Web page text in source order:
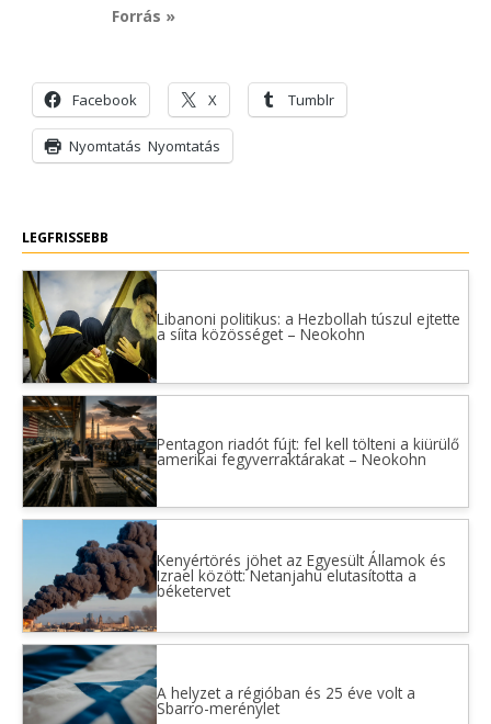
Forrás »
Facebook X Tumblr
Nyomtatás Nyomtatás
LEGFRISSEBB
Libanoni politikus: a Hezbollah túszul ejtette
a síita közösséget – Neokohn
Pentagon riadót fújt: fel kell tölteni a kiürülő
amerikai fegyverraktárakat – Neokohn
Kenyértörés jöhet az Egyesült Államok és
Izrael között: Netanjahu elutasította a
béketervet
A helyzet a régióban és 25 éve volt a
Sbarro-merénylet